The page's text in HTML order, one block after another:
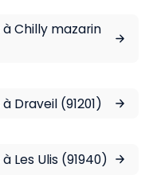
Chilly mazarin
Draveil (91201)
Les Ulis (91940)